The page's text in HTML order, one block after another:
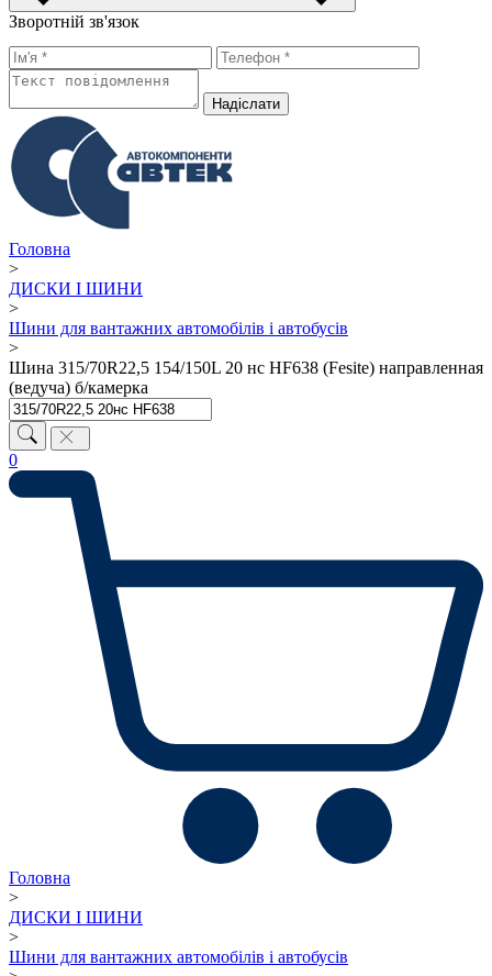
Зворотній зв'язок
Надiслати
Головна
>
ДИСКИ І ШИНИ
>
Шини для вантажних автомобілів і автобусів
>
Шина 315/70R22,5 154/150L 20 нс HF638 (Fesite) направленная
(ведуча) б/камерка
0
Головна
>
ДИСКИ І ШИНИ
>
Шини для вантажних автомобілів і автобусів